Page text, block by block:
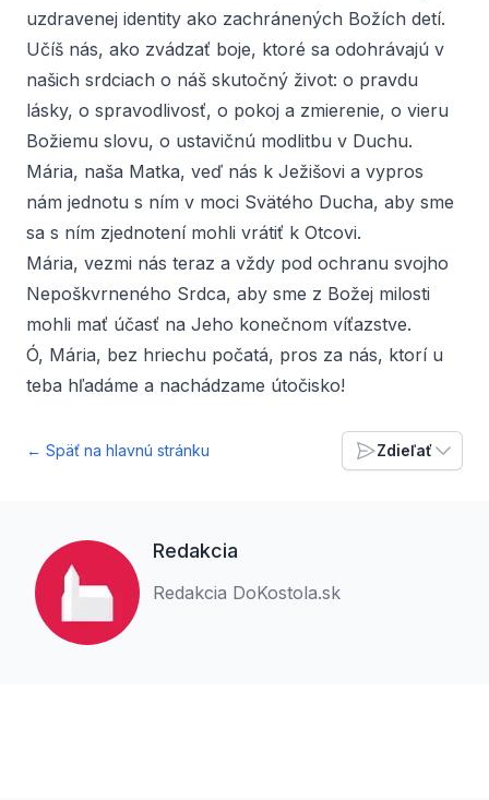
uzdravenej identity ako zachránených Božích detí.
Učíš nás, ako zvádzať boje, ktoré sa odohrávajú v
našich srdciach o náš skutočný život: o pravdu
lásky, o spravodlivosť, o pokoj a zmierenie, o vieru
Božiemu slovu, o ustavičnú modlitbu v Duchu.
Mária, naša Matka, veď nás k Ježišovi a vypros
nám jednotu s ním v moci Svätého Ducha, aby sme
sa s ním zjednotení mohli vrátiť k Otcovi.
Mária, vezmi nás teraz a vždy pod ochranu svojho
Nepoškvrneného Srdca, aby sme z Božej milosti
mohli mať účasť na Jeho konečnom víťazstve.
Ó, Mária, bez hriechu počatá, pros za nás, ktorí u
teba hľadáme a nachádzame útočisko!
← Späť na hlavnú stránku Zdieľať
Redakcia
Redakcia DoKostola.sk